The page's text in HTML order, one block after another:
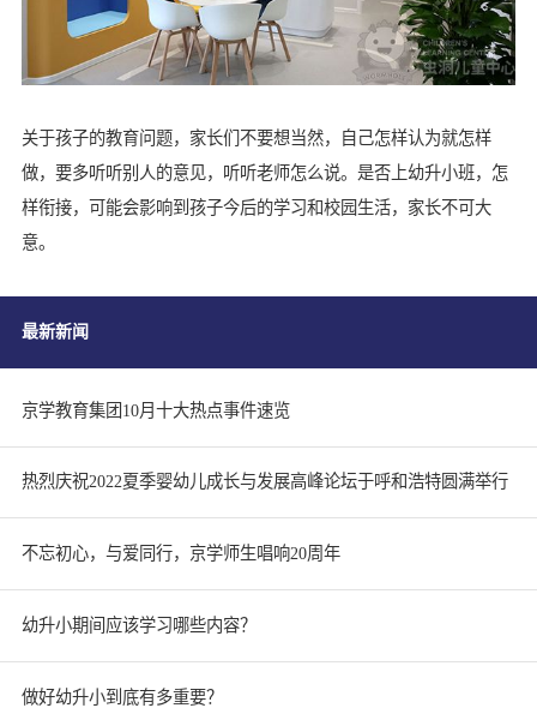
关于孩子的教育问题，家长们不要想当然，自己怎样认为就怎样
做，要多听听别人的意见，听听老师怎么说。是否上幼升小班，怎
样衔接，可能会影响到孩子今后的学习和校园生活，家长不可大
意。
最新新闻
京学教育集团10月十大热点事件速览
热烈庆祝2022夏季婴幼儿成长与发展高峰论坛于呼和浩特圆满举行
不忘初心，与爱同行，京学师生唱响20周年
幼升小期间应该学习哪些内容？
做好幼升小到底有多重要？